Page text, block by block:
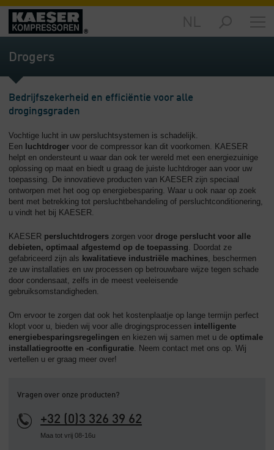
Producten
-
Overzicht
-
Overzicht
Service
-
Overzicht
Bedrijf
-
Overzicht
Drogers
Bedrijfszekerheid en efficiëntie voor alle
drogingsgraden
Vochtige lucht in uw persluchtsystemen is schadelijk.
Een luchtdroger voor de compressor kan dit voorkomen. KAESER
helpt en ondersteunt u waar dan ook ter wereld met een energiezuinige
oplossing op maat en biedt u graag de juiste luchtdroger aan voor uw
toepassing. De innovatieve producten van KAESER zijn speciaal
ontworpen met het oog op energiebesparing. Waar u ook naar op zoek
bent met betrekking tot persluchtbehandeling of persluchtconditionering,
u vindt het bij KAESER.
KAESER persluchtdrogers zorgen voor droge perslucht voor alle
debieten, optimaal afgestemd op de toepassing. Doordat ze
gefabriceerd zijn als kwalitatieve industriële machines, beschermen
ze uw installaties en uw processen op betrouwbare wijze tegen schade
door condensaat, zelfs in de meest veeleisende
gebruiksomstandigheden.
Om ervoor te zorgen dat ook het kostenplaatje op lange termijn perfect
klopt voor u, bieden wij voor alle drogingsprocessen intelligente
energiebesparingsregelingen en kiezen wij samen met u de optimale
installatiegrootte en ‑configuratie. Neem contact met ons op. Wij
vertellen u er graag meer over!
Vragen over onze producten?
+32 (0)3 326 39 62
Maa tot vrij 08-16u